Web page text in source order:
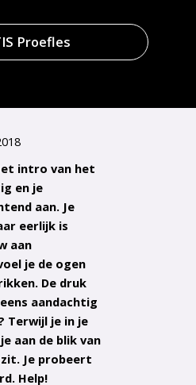
Proefles
intro van het
en je
aan. Je
eerlijk is
aan
je de ogen
De druk
aandachtig
Terwijl je in je
aan de blik van
Je probeert
Help!